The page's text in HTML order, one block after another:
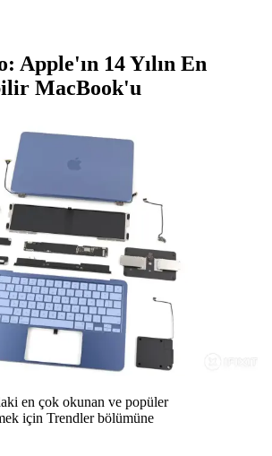
Apple'ın 14 Yılın En
MacBook'u
en çok okunan ve popüler
için Trendler bölümüne